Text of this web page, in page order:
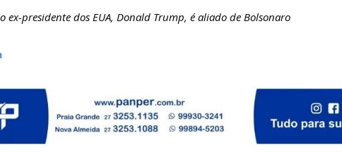
ex-presidente dos EUA, Donald Trump, é aliado de Bolsonaro